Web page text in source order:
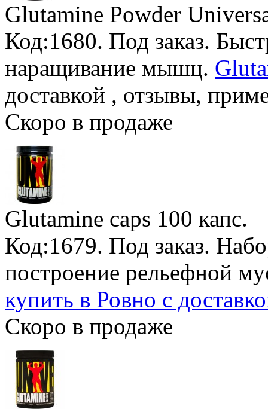
Glutamine Powder
Код:1680. Под заказ.
наращивание мышц.
доставкой , отзывы,
Скоро в продаже
Glutamine caps 100 капс.
Код:1679. Под заказ.
построение рельефной
купить в Ровно с
Скоро в продаже